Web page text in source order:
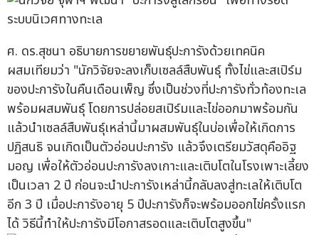
ศ. ดร.สุชนา อธิบายการขยายพันธุ์ปะการังด้วยเทคนิค
ผสมเทียมว่า "นักวิจัยจะลงเก็บเซลล์สืบพันธุ์ ทั้งไข่และสเปิร์ม
ของปะการังในคืนเดือนเพ็ญ ซึ่งเป็นช่วงที่ปะการังทั่วท้องทะเล
พร้อมผสมพันธุ์ โดยการปล่อยสเปิร์มและไข่ออกมาพร้อมกัน
แล้วนำเซลล์สืบพันธุ์เหล่านี้มาผสมพันธุ์ในบ่อเพื่อให้เกิดการ
ปฏิสนธิ จนเกิดเป็นตัวอ่อนปะการัง แล้วจึงเตรียมวัสดุคืออิฐ
มอญ เพื่อให้ตัวอ่อนปะการังลงเกาะและเติบโตในโรงเพาะเลี้ยง
เป็นเวลา 2 ปี ก่อนจะนำปะการังเหล่านี้กลับลงสู่ทะเลให้เติบโต
อีก 3 ปี เมื่อปะการังอายุ 5 ปีปะการังก็จะพร้อมออกไข่ครั้งแรก
ได้ วิธีนี้ทำให้ปะการังมีโอกาสรอดและเติบโตสูงขึ้น"